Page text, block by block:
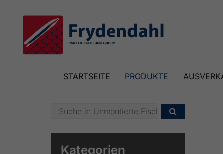
STARTSEITE PRODUKTE

Kategorien